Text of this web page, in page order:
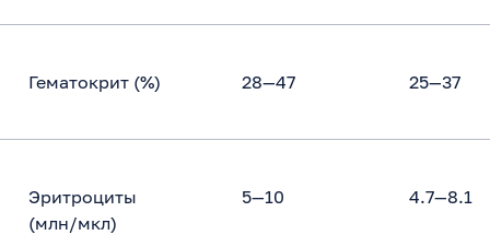
Гематокрит (%) 28—47 25—37
Эритроциты
(млн/мкл)
5—10 4.7—8.1